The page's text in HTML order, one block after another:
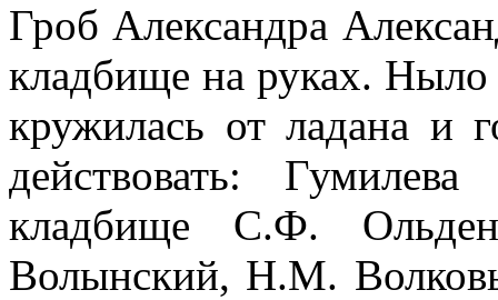
Гроб Александра
кладбище на руках. Ныло
кружилась от ладана и
действовать:
кладбище С.Ф.
Волынский, Н.М.